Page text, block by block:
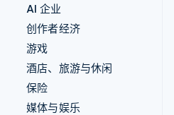
AI 企业
创作者经济
游戏
酒店、旅游与休闲
保险
媒体与娱乐